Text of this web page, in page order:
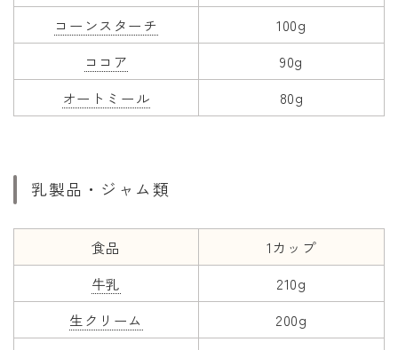
コーンスターチ
100g
ココア
90g
オートミール
80g
乳製品・ジャム類
食品
1カップ
牛乳
210g
生クリーム
200g